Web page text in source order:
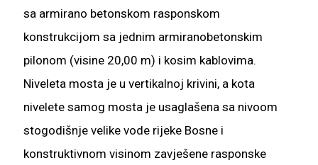
sa armirano betonskom rasponskom
konstrukcijom sa jednim armiranobetonskim
pilonom (visine 20,00 m) i kosim kablovima.
Niveleta mosta je u vertikalnoj krivini, a kota
nivelete samog mosta je usaglašena sa nivoom
stogodišnje velike vode rijeke Bosne i
konstruktivnom visinom zavješene rasponske